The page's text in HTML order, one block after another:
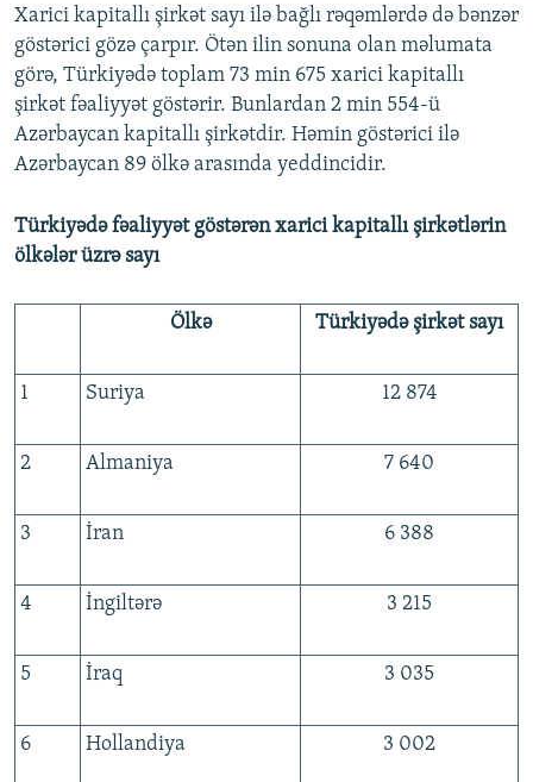
Xarici kapitallı şirkət sayı ilə bağlı rəqəmlərdə də bənzər
göstərici gözə çarpır. Ötən ilin sonuna olan məlumata
görə, Türkiyədə toplam 73 min 675 xarici kapitallı
şirkət fəaliyyət göstərir. Bunlardan 2 min 554-ü
Azərbaycan kapitallı şirkətdir. Həmin göstərici ilə
Azərbaycan 89 ölkə arasında yeddincidir.
Türkiyədə fəaliyyət göstərən xarici kapitallı şirkətlərin
ölkələr üzrə sayı
Ölkə Türkiyədə şirkət sayı
1 Suriya 12 874
2 Almaniya 7 640
3 İran 6 388
4 İngiltərə 3 215
5 İraq 3 035
6 Hollandiya 3 002